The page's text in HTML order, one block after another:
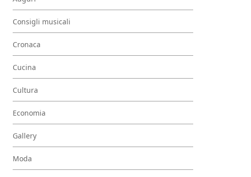
Consigli musicali
Cronaca
Cucina
Cultura
Economia
Gallery
Moda